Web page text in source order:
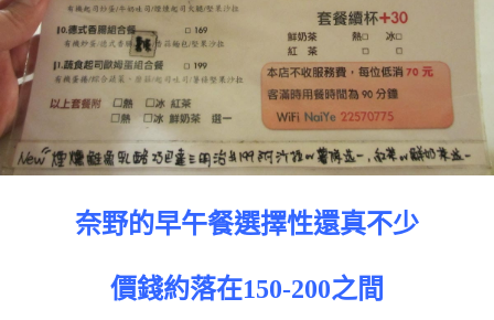
奈野的早午餐選擇性還真不少
價錢約落在150-200之間